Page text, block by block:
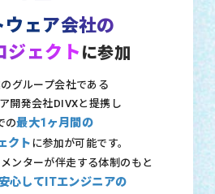
ウェア会社の
ジェクト に参加
のグループ会社である
開発会社DIVXと提携し
の最大1ヶ月間の
クト に参加が可能です。
ンターが伴走する体制のもと
心してITエンジニアの